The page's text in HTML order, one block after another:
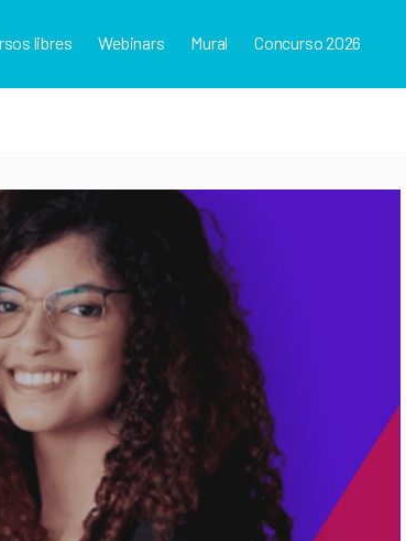
libres Webinars Mural Concurso 2026